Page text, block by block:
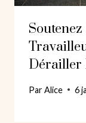
Soutenez
Dérailler
ParAlice 6